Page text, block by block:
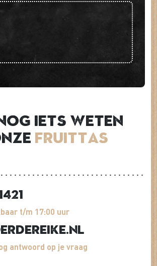
iets weten
Fruittas
t/m 17:00 uur
antwoord op je vraag